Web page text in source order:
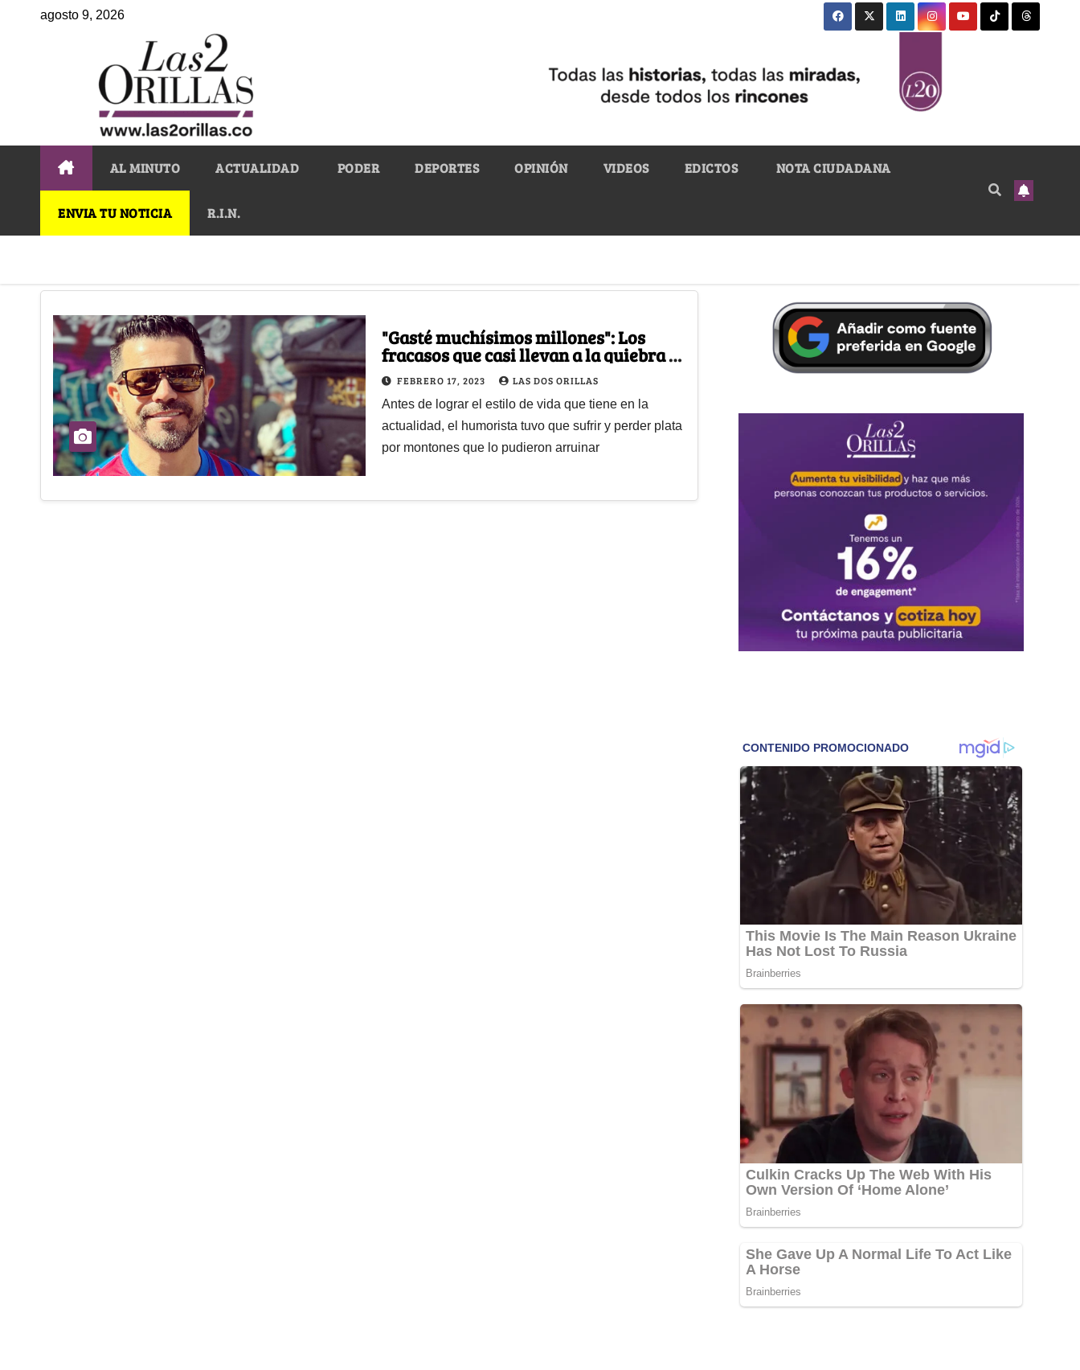
agosto 9, 2026
AL MINUTO ACTUALIDAD PODER DEPORTES OPINIÓN VIDEOS EDICTOS NOTA CIUDADANA
ENVIA TU NOTICIA R.I.N.
"Gasté muchísimos millones": Los
fracasos que casi llevan a la quiebra a
Piter Albeiro
FEBRERO 17, 2023 LAS DOS ORILLAS
Antes de lograr el estilo de vida que tiene en la
actualidad, el humorista tuvo que sufrir y perder plata
por montones que lo pudieron arruinar